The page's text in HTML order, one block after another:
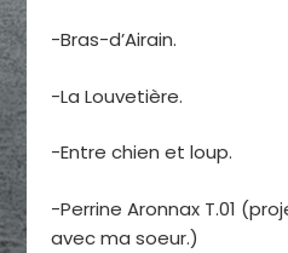
-Bras-d’Airain.
-La Louvetière.
-Entre chien et loup.
-Perrine Aronnax T.01
avec ma soeur.)